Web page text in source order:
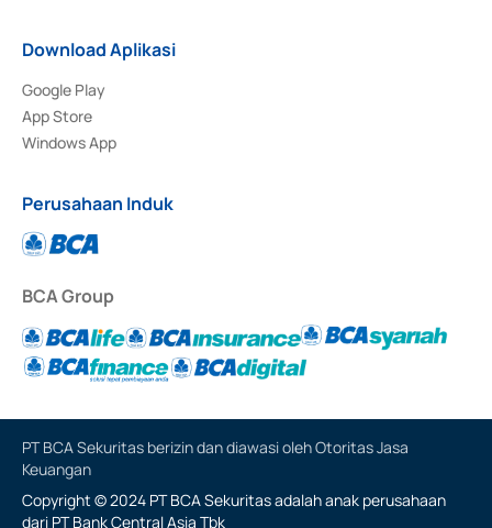
Download Aplikasi
Google Play
App Store
Windows App
Perusahaan Induk
BCA Group
PT BCA Sekuritas berizin dan diawasi oleh Otoritas Jasa
Keuangan
Copyright © 2024 PT BCA Sekuritas adalah anak perusahaan
dari PT Bank Central Asia Tbk